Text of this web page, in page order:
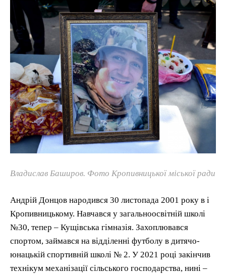
Владислав Баширов. Фото Кропивницької міської ради
Андрій Донцов народився 30 листопада 2001 року в і
Кропивницькому. Навчався у загальноосвітній школі
№30, тепер – Кущівська гімназія. Захоплювався
спортом, займався на відділенні футболу в дитячо-
юнацькій спортивній школі № 2. У 2021 році закінчив
технікум механізації сільського господарства, нині –